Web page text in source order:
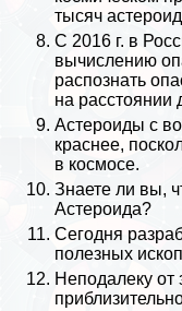
тысяч
С 2016 г. в
вычислению
распознать
на расстоянии
Астероиды с
краснее,
в космосе.
Знаете ли вы,
Астероида?
Сегодня
полезных
Неподалеку от